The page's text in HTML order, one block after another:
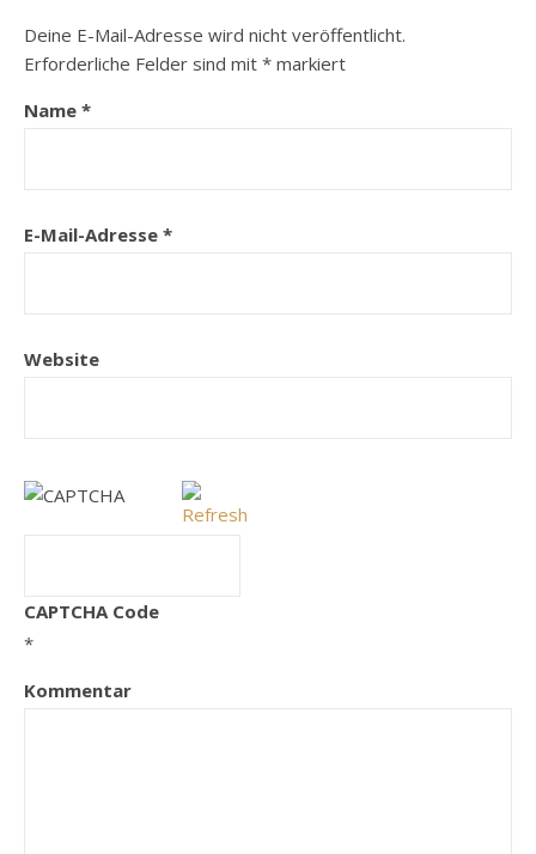
Deine E-Mail-Adresse wird nicht veröffentlicht.
Erforderliche Felder sind mit * markiert
Name *
E-Mail-Adresse *
Website
CAPTCHA Code
*
Kommentar